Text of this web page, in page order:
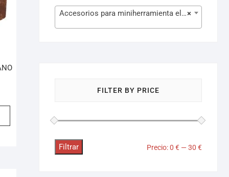
×
Accesorios para miniherramienta eléctrica (77)
FILTER BY PRICE
Filtrar Precio:0 € —30 €